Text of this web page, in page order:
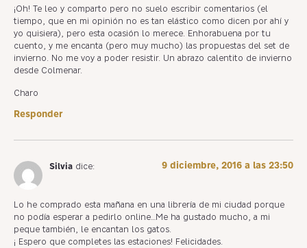
¡Oh! Te leo y comparto pero no suelo escribir comentarios (el
tiempo, que en mi opinión no es tan elástico como dicen por ahí y
yo quisiera), pero esta ocasión lo merece. Enhorabuena por tu
cuento, y me encanta (pero muy mucho) las propuestas del set de
invierno. No me voy a poder resistir. Un abrazo calentito de invierno
desde Colmenar.
Charo
Responder
Silvia dice: 9 diciembre, 2016 a las 23:50
Lo he comprado esta mañana en una librería de mi ciudad porque
no podía esperar a pedirlo online…Me ha gustado mucho, a mi
peque también, le encantan los gatos.
¡ Espero que completes las estaciones! Felicidades.